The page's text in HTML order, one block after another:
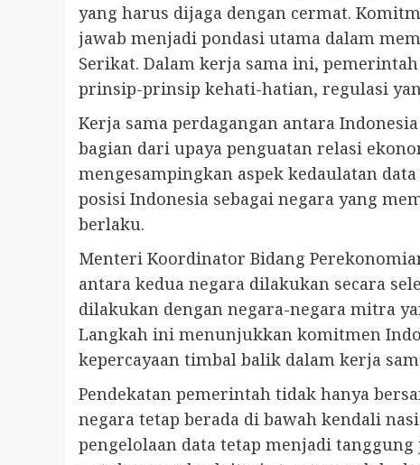
yang harus dijaga dengan cermat.
jawab menjadi pondasi utama dalam
Serikat. Dalam kerja sama ini,
prinsip-prinsip kehati-hatian, regulasi
Kerja sama perdagangan antara
bagian dari upaya penguatan relasi
mengesampingkan aspek kedaulatan
posisi Indonesia sebagai negara yang
berlaku.
Menteri Koordinator Bidang
antara kedua negara dilakukan secara
dilakukan dengan negara-negara mitra
Langkah ini menunjukkan komitmen
kepercayaan timbal balik dalam kerja
Pendekatan pemerintah tidak hanya
negara tetap berada di bawah kendali
pengelolaan data tetap menjadi